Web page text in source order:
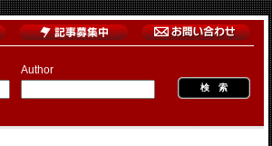
Author